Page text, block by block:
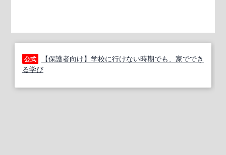
公式
【保護者向け】学校に行けない時期でも、家ででき
る学び